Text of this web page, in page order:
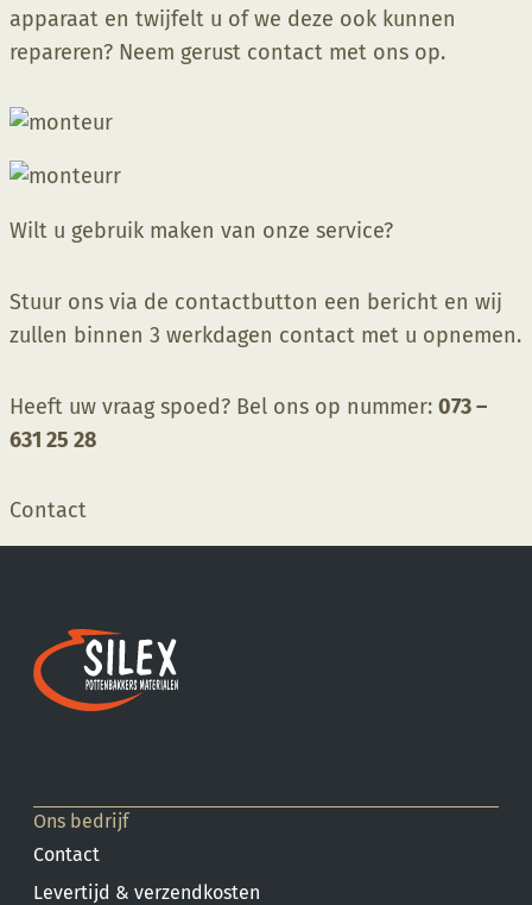
apparaat en twijfelt u of we deze ook kunnen
repareren? Neem gerust contact met ons op.
Wilt u gebruik maken van onze service?
Stuur ons via de contactbutton een bericht en wij
zullen binnen 3 werkdagen contact met u opnemen.
Heeft uw vraag spoed? Bel ons op nummer: 073 –
631 25 28
Contact
Ons bedrijf
Contact
Levertijd & verzendkosten